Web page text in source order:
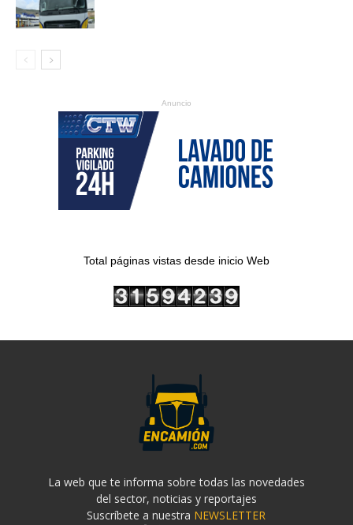
Anuncio
Total páginas vistas desde inicio Web
La web que te informa sobre todas las novedades
del sector, noticias y reportajes
Suscríbete a nuestra NEWSLETTER